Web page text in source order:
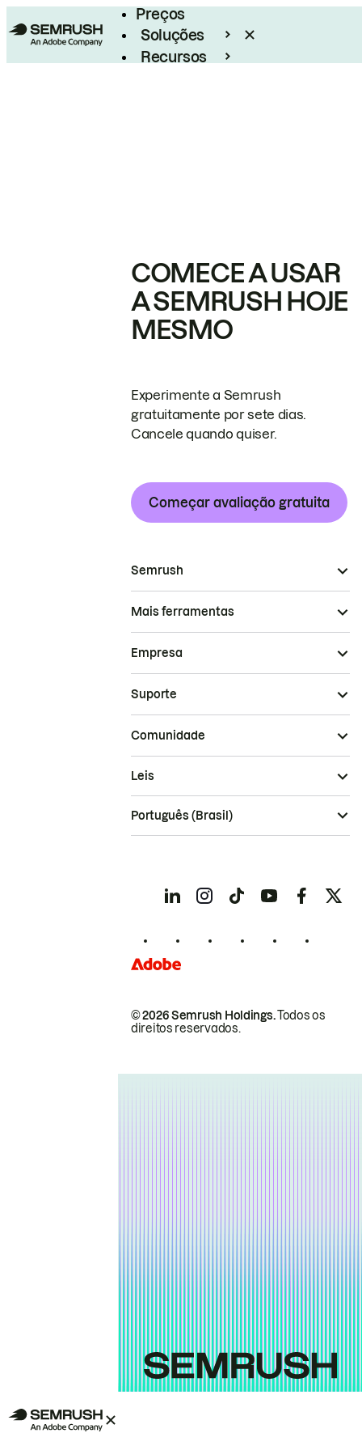
Preços
Soluções
Recursos
COMECE A USAR
A SEMRUSH HOJE
MESMO
Experimente a Semrush
gratuitamente por sete dias.
Cancele quando quiser.
Começar avaliação gratuita
Semrush
Mais ferramentas
Empresa
Suporte
Comunidade
© 2026 Semrush Holdings.Todos os
direitos reservados.
Leis
Português (Brasil)